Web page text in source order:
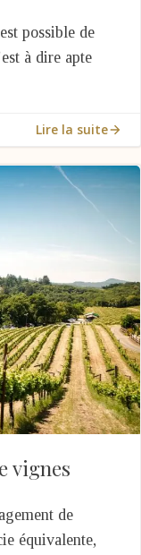
possible de
à dire apte
Lire la suite
vignes
de
équivalente,